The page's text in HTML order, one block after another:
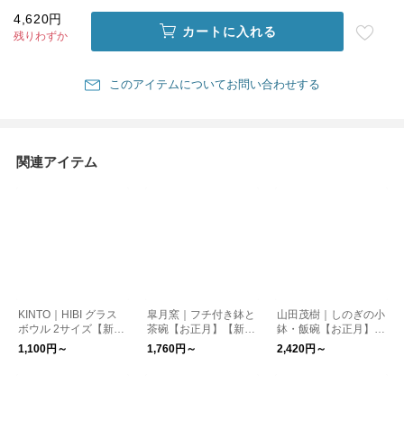
4,620円
残りわずか カートに入れる
このアイテムについてお問い合わせする
関連アイテム
KINTO｜HIBI グラス
ボウル 2サイズ【新生
活】【クリスマス】
【グラス】
1,100円～
皐月窯｜フチ付き鉢と
茶碗【お正月】【新生
活】【和食器】
1,760円～
山田茂樹｜しのぎの小
鉢・飯碗【お正月】
【和食器】【プレゼン
ト】
2,420円～